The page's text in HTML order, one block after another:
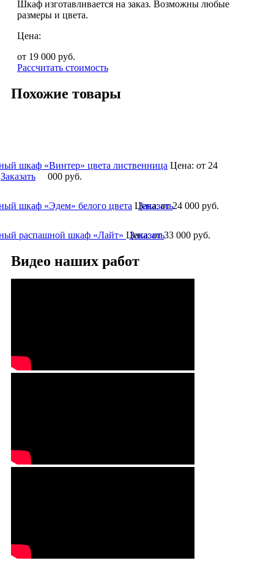
Шкаф изготавливается на заказ. Возможны любые
размеры и цвета.
Цена:
от 19 000 руб.
Рассчитать стоимость
Похожие товары
шкаф «Винтер» цвета лиственница Цена: от 24
000руб.
Заказать
шкаф «Эдем» белого цвета Цена:от 24 000 руб.
Заказать
распашной шкаф «Лайт» Цена:от 33 000 руб.
Заказать
Видео наших работ